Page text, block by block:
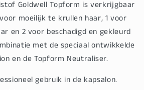
Goldwell Topform is verkrijgbaar
moeilijk te krullen haar, 1 voor
en 2 voor beschadigd en gekleurd
met de speciaal ontwikkelde
en de Topform Neutraliser.
gebruik in de kapsalon.